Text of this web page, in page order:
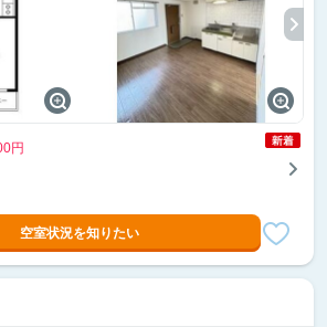
円
空室状況を知りたい